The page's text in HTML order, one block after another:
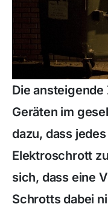
Die
Geräten im
dazu, dass
Elektroschrott
sich, dass eine
Schrotts dabei